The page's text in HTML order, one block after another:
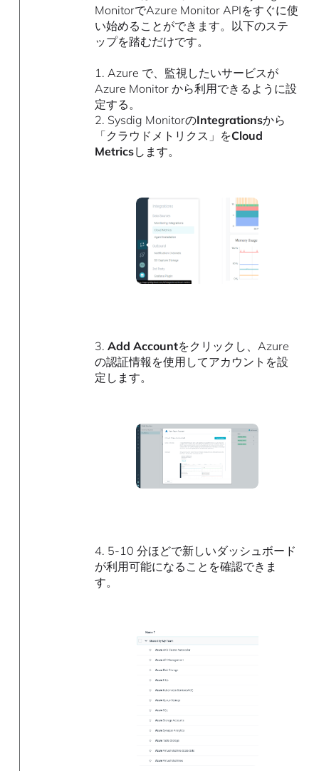
MonitorでAzure Monitor APIをすぐに使
い始めることができます。以下のステ
ップを踏むだけです。
1. Azure で、監視したいサービスが
Azure Monitor から利用できるように設
定する。
2. Sysdig MonitorのIntegrationsから
「クラウドメトリクス」をCloud
Metricsします。
3.Add Accountをクリックし、Azure
の認証情報を使用してアカウントを設
定します。
4. 5-10 分ほどで新しいダッシュボード
が利用可能になることを確認できま
す。